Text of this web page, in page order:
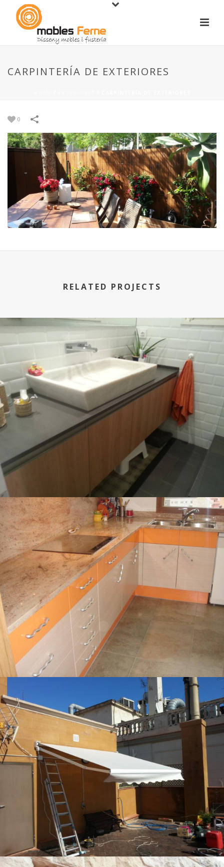
CARPINTERÍA DE EXTERIORES
0
RELATED PROJECTS